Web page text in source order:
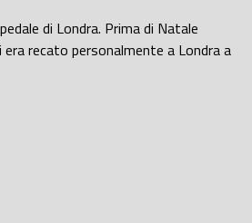
di Londra. Prima di Natale
recato personalmente a Londra a